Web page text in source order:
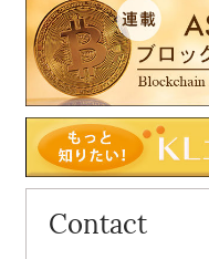
Contact